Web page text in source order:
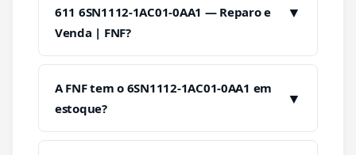
611 6SN1112-1AC01-0AA1 — Reparo e
Venda | FNF?
▼
A FNF tem o 6SN1112-1AC01-0AA1 em
estoque?
▼